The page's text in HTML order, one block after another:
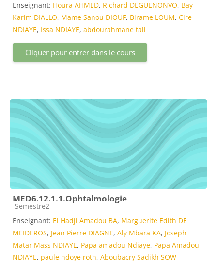
Enseignant: Houra AHMED, Richard DEGUENONVO, Bay
Karim DIALLO, Mame Sanou DIOUF, Birame LOUM, Cire
NDIAYE, Issa NDIAYE, abdourahmane tall
Cliquer pour entrer dans le cours
MED6.12.1.1.Ophtalmologie
Catégorie de cours
Semestre2
Enseignant: El Hadji Amadou BA, Marguerite Edith DE
MEIDEROS, Jean Pierre DIAGNE, Aly Mbara KA, Joseph
Matar Mass NDIAYE, Papa amadou Ndiaye, Papa Amadou
NDIAYE, paule ndoye roth, Aboubacry Sadikh SOW